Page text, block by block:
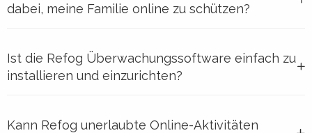
dabei, meine Familie online zu schützen?
Ist die Refog Überwachungssoftware einfach zu
installieren und einzurichten?
Kann Refog unerlaubte Online-Aktivitäten